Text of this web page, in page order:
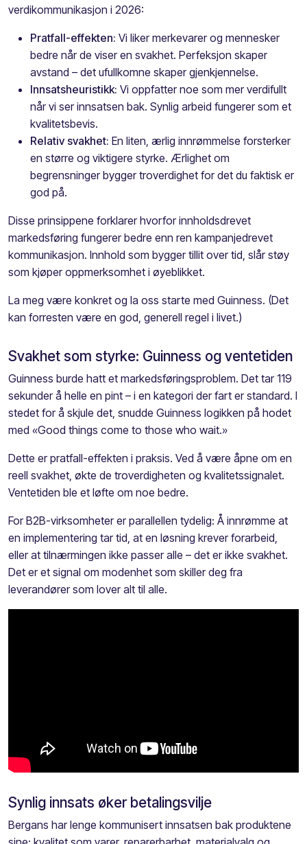
verdikommunikasjon i 2026:
Pratfall-effekten: Vi liker merkevarer og mennesker
bedre når de viser en svakhet. Perfeksjon skaper
avstand – det ufullkomne skaper gjenkjennelse.
Innsatsheuristikk: Vi oppfatter noe som mer verdifullt
når vi ser innsatsen bak. Synlig arbeid fungerer som et
kvalitetsbevis.
Relativ svakhet: En liten, ærlig innrømmelse forsterker
en større og viktigere styrke. Ærlighet om
begrensninger bygger troverdighet for det du faktisk er
god på.
Disse prinsippene forklarer hvorfor innholdsdrevet
markedsføring fungerer bedre enn ren kampanjedrevet
kommunikasjon. Innhold som bygger tillit over tid, slår støy
som kjøper oppmerksomhet i øyeblikket.
La meg være konkret og la oss starte med Guinness. (Det
kan forresten være en god, generell regel i livet.)
Svakhet som styrke: Guinness og ventetiden
Guinness burde hatt et markedsføringsproblem. Det tar 119
sekunder å helle en pint – i en kategori der fart er standard. I
stedet for å skjule det, snudde Guinness logikken på hodet
med «Good things come to those who wait.»
Dette er pratfall-effekten i praksis. Ved å være åpne om en
reell svakhet, økte de troverdigheten og kvalitetssignalet.
Ventetiden ble et løfte om noe bedre.
For B2B-virksomheter er parallellen tydelig: Å innrømme at
en implementering tar tid, at en løsning krever forarbeid,
eller at tilnærmingen ikke passer alle – det er ikke svakhet.
Det er et signal om modenhet som skiller deg fra
leverandører som lover alt til alle.
Synlig innsats øker betalingsvilje
Bergans har lenge kommunisert innsatsen bak produktene